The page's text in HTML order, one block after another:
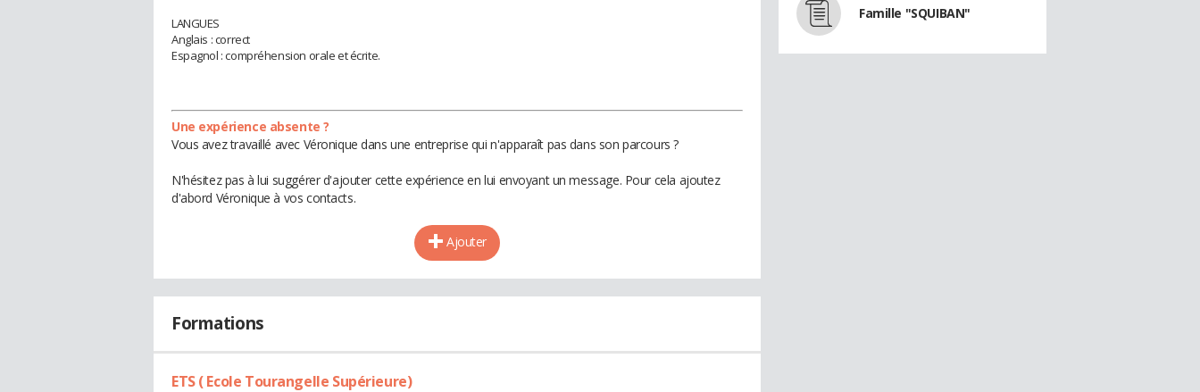
LANGUES
Anglais : correct
Espagnol : compréhension orale et écrite.
Une expérience absente ?
Vous avez travaillé avec Véronique dans une entreprise qui n'apparaît pas dans son parcours ?
N'hésitez pas à lui suggérer d'ajouter cette expérience en lui envoyant un message. Pour cela ajoutez
d'abord Véronique à vos contacts.
Ajouter
Formations
ETS ( Ecole Tourangelle Supérieure)
Famille "SQUIBAN"